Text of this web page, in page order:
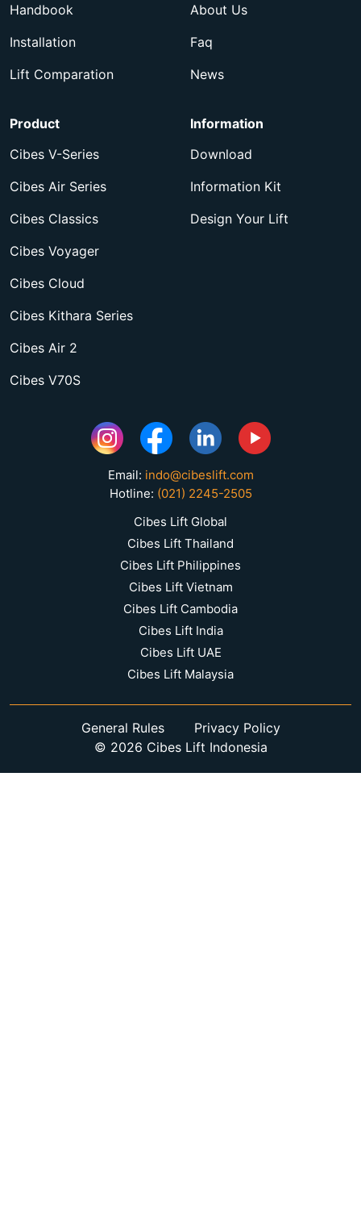
Handbook
Installation
Lift Comparation
About Us
Faq
News
Product
Cibes V-Series
Cibes Air Series
Cibes Classics
Cibes Voyager
Cibes Cloud
Cibes Kithara Series
Cibes Air 2
Cibes V70S
Information
Download
Information Kit
Design Your Lift
Email: indo@cibeslift.com
Hotline: (021) 2245-2505
Cibes Lift Global
Cibes Lift Thailand
Cibes Lift Philippines
Cibes Lift Vietnam
Cibes Lift Cambodia
Cibes Lift India
Cibes Lift UAE
Cibes Lift Malaysia
General Rules
Privacy Policy
© 2026 Cibes Lift Indonesia